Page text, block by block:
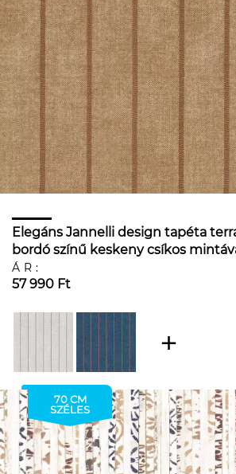
Elegáns Jannelli design tapéta
bordó színű keskeny csíkos
ÁR:
57 990 Ft
70 CM
SZÉLES